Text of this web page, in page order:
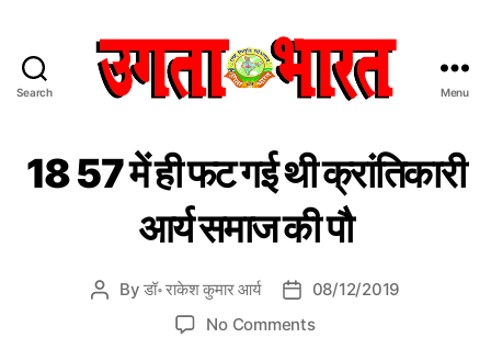
Search
ता
भा
त
हिं
स
Menu
C
ति18 57 में ही फट गई थी क्रांतिकारी
आर्य समाज की पौ
P Byडॉ॰ राकेश कुमार आर्य
P 08/12/2019
No Commentso